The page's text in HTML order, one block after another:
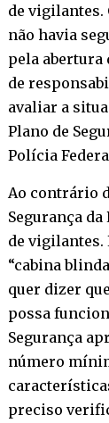
de vigilantes.
não havia
pela abertura
de
avaliar a
Plano de
Polícia
Ao contrário
Segurança
de vigilantes.
“cabina
quer dizer
possa
Segurança
número
preciso